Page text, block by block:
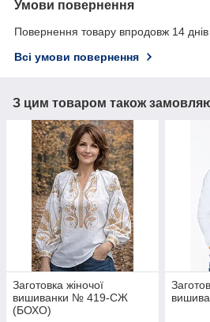
Умови повернення
Повернення товару впродовж 14
Всі умови повернення
З цим товаром також
Заготовка жіночої
вишиванки № 419-СЖ
(БОХО)